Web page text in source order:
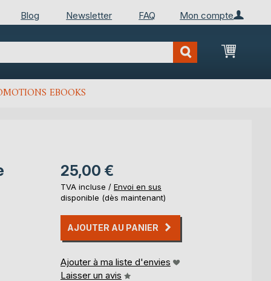
Mon compte
Blog Newsletter FAQ
Mon
EBOOKS
25,00 €
TVA incluse / Envoi en sus
disponible (dès maintenant)
AJOUTER AU PANIER
Ajouter à ma liste d'envies
Laisser un avis